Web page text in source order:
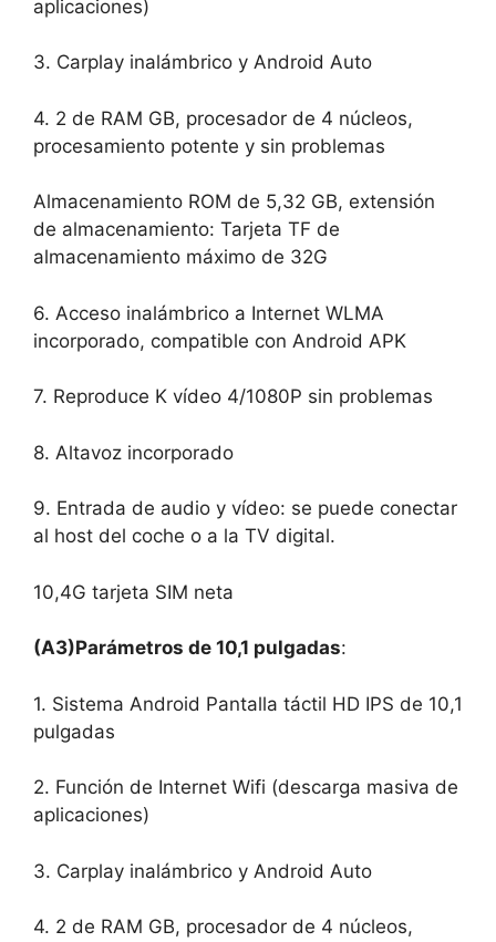
aplicaciones)
3. Carplay inalámbrico y Android Auto
4. 2 de RAM GB, procesador de 4 núcleos,
procesamiento potente y sin problemas
Almacenamiento ROM de 5,32 GB, extensión
de almacenamiento: Tarjeta TF de
almacenamiento máximo de 32G
6. Acceso inalámbrico a Internet WLMA
incorporado, compatible con Android APK
7. Reproduce K vídeo 4/1080P sin problemas
8. Altavoz incorporado
9. Entrada de audio y vídeo: se puede conectar
al host del coche o a la TV digital.
10,4G tarjeta SIM neta
(A3)Parámetros de 10,1 pulgadas:
1. Sistema Android Pantalla táctil HD IPS de 10,1
pulgadas
2. Función de Internet Wifi (descarga masiva de
aplicaciones)
3. Carplay inalámbrico y Android Auto
4. 2 de RAM GB, procesador de 4 núcleos,